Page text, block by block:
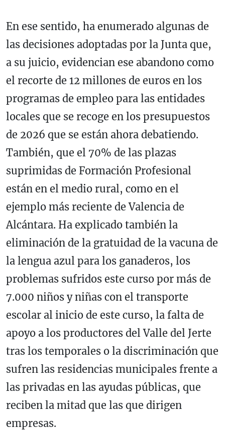
En ese sentido, ha enumerado algunas de
las decisiones adoptadas por la Junta que,
a su juicio, evidencian ese abandono como
el recorte de 12 millones de euros en los
programas de empleo para las entidades
locales que se recoge en los presupuestos
de 2026 que se están ahora debatiendo.
También, que el 70% de las plazas
suprimidas de Formación Profesional
están en el medio rural, como en el
ejemplo más reciente de Valencia de
Alcántara. Ha explicado también la
eliminación de la gratuidad de la vacuna de
la lengua azul para los ganaderos, los
problemas sufridos este curso por más de
7.000 niños y niñas con el transporte
escolar al inicio de este curso, la falta de
apoyo a los productores del Valle del Jerte
tras los temporales o la discriminación que
sufren las residencias municipales frente a
las privadas en las ayudas públicas, que
reciben la mitad que las que dirigen
empresas.